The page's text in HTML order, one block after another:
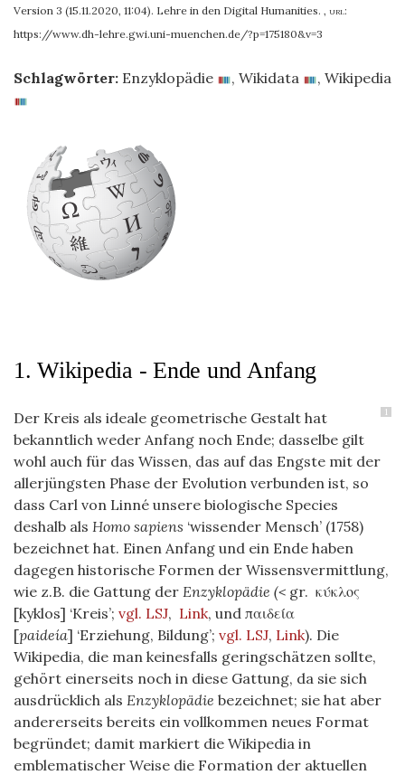
Version 3 (15.11.2020, 11:04). Lehre in den Digital Humanities. , url:
https://www.dh-lehre.gwi.uni-muenchen.de/?p=175180&v=3
Schlagwörter: Enzyklopädie , Wikidata , Wikipedia
1. Wikipedia - Ende und Anfang
1
Der Kreis als ideale geometrische Gestalt hat
bekanntlich weder Anfang noch Ende; dasselbe gilt
wohl auch für das Wissen, das auf das Engste mit der
allerjüngsten Phase der Evolution verbunden ist, so
dass Carl von Linné unsere biologische Species
deshalb als Homo sapiens ‘wissender Mensch’ (1758)
bezeichnet hat. Einen Anfang und ein Ende haben
dagegen historische Formen der Wissensvermittlung,
wie z.B. die Gattung der Enzyklopädie (< gr. κύκλος
[kyklos] ‘Kreis’; vgl. LSJ, Link, und παιδεία
[paideía] ‘Erziehung, Bildung’; vgl. LSJ, Link). Die
Wikipedia, die man keinesfalls geringschätzen sollte,
gehört einerseits noch in diese Gattung, da sie sich
ausdrücklich als Enzyklopädie bezeichnet; sie hat aber
andererseits bereits ein vollkommen neues Format
begründet; damit markiert die Wikipedia in
emblematischer Weise die Formation der aktuellen